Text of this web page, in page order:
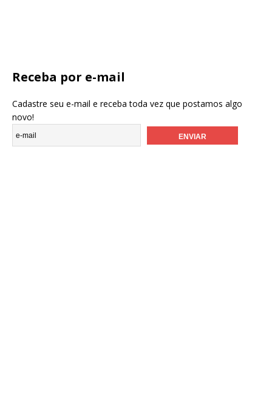
Receba por e-mail
Cadastre seu e-mail e receba toda vez que postamos algo
novo!